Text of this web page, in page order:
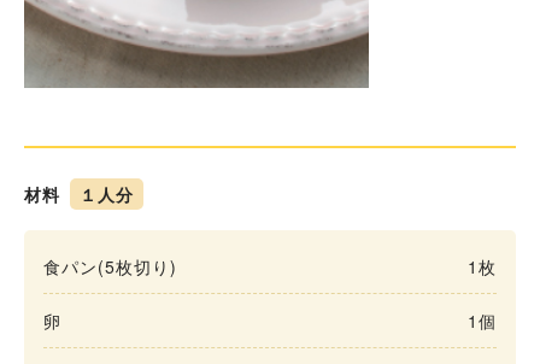
材料 １人分
食パン(5枚切り) 1枚
卵 1個